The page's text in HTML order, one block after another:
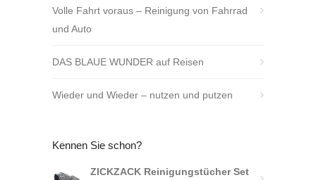
Volle Fahrt voraus – Reinigung von Fahrrad
und Auto
DAS BLAUE WUNDER auf Reisen
Wieder und Wieder – nutzen und putzen
Kennen Sie schon?
ZICKZACK Reinigungstücher Set